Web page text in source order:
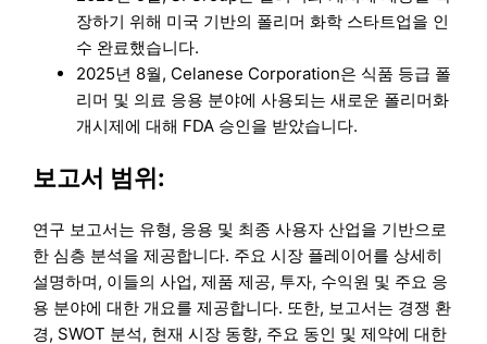
장하기 위해 미국 기반의 폴리머 화학 스타트업을 인
수 완료했습니다.
2025년 8월, Celanese Corporation은 식품 등급 폴
리머 및 의료 응용 분야에 사용되는 새로운 폴리머화
개시제에 대해 FDA 승인을 받았습니다.
보고서 범위:
연구 보고서는 유형, 응용 및 최종 사용자 산업을 기반으로
한 심층 분석을 제공합니다. 주요 시장 플레이어를 상세히
설명하며, 이들의 사업, 제품 제공, 투자, 수익원 및 주요 응
용 분야에 대한 개요를 제공합니다. 또한, 보고서는 경쟁 환
경, SWOT 분석, 현재 시장 동향, 주요 동인 및 제약에 대한